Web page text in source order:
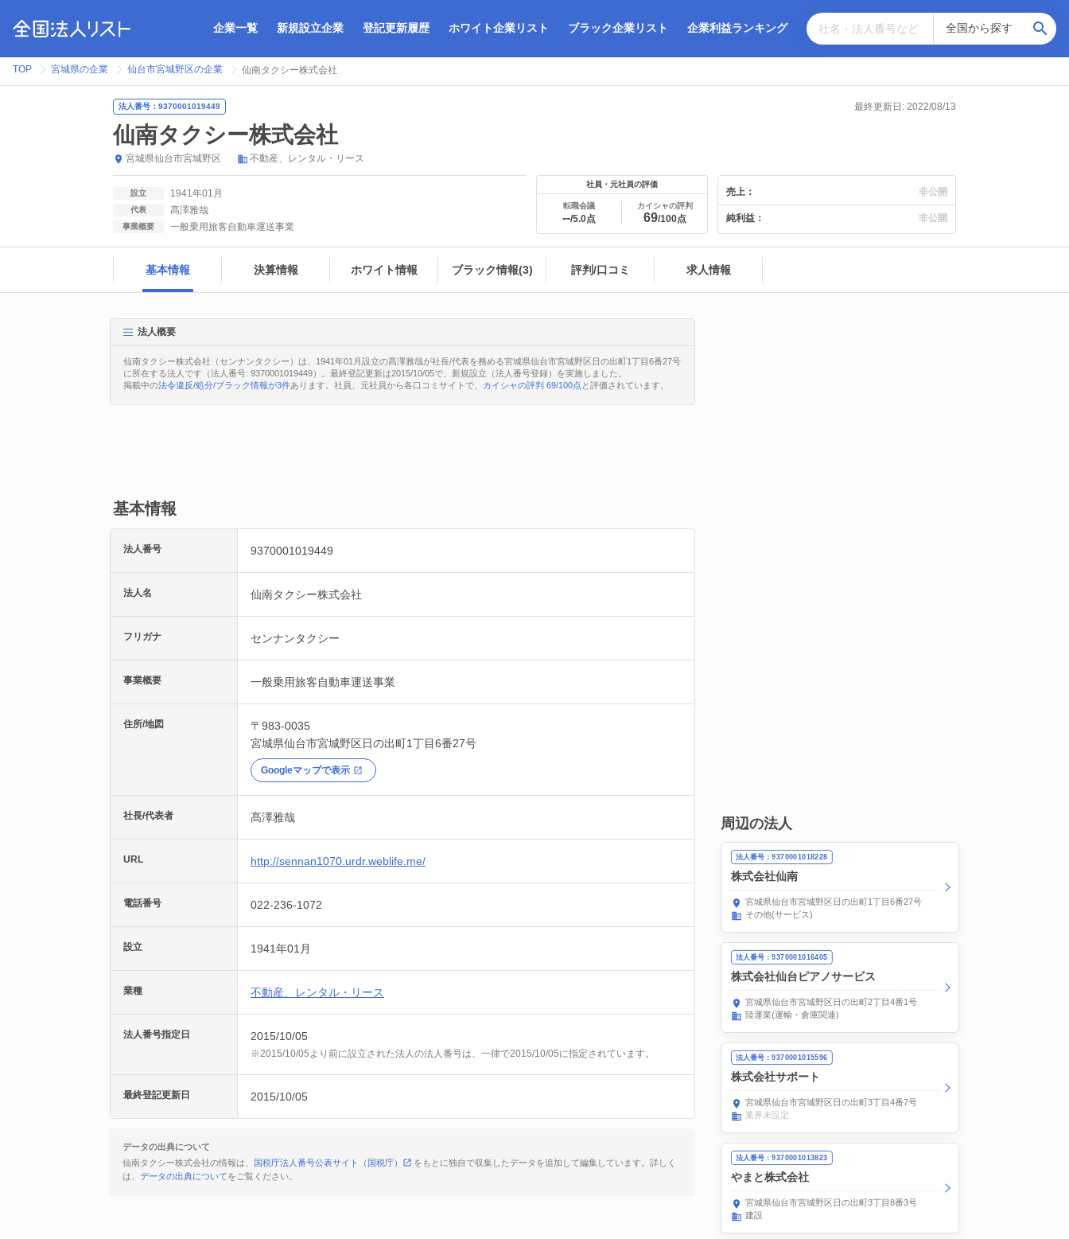
企業一覧 新規設立企業 登記更新履歴 ホワイト企業リスト ブラック企業リスト 企業利益ランキング
TOP 宮城県の企業 仙台市宮城野区の企業 仙南タクシー株式会社
法人番号：9370001019449 最終更新日: 2022/08/13
仙南タクシー株式会社
宮城県仙台市宮城野区 不動産、レンタル・リース
設立 1941年01月
代表 髙澤雅哉
事業概要 一般乗用旅客自動車運送事業
社員・元社員の評価
転職会議
--/5.0点
カイシャの評判
69/100点
売上： 非公開
純利益： 非公開
基本情報 決算情報 ホワイト情報 ブラック情報(3) 評判/口コミ 求人情報
法人概要
仙南タクシー株式会社（センナンタクシー）は、1941年01月設立の髙澤雅哉が社長/代表を務める宮城県仙台市宮城野区日の出町1丁目6番27号
に所在する法人です（法人番号: 9370001019449）。最終登記更新は2015/10/05で、新規設立（法人番号登録）を実施しました。
掲載中の法令違反/処分/ブラック情報が3件あります。社員、元社員から各口コミサイトで、 カイシャの評判 69/100点 と評価されています。
基本情報
法人番号 9370001019449
法人名 仙南タクシー株式会社
フリガナ センナンタクシー
事業概要 一般乗用旅客自動車運送事業
住所/地図
〒983-0035
宮城県仙台市宮城野区日の出町1丁目6番27号
Googleマップで表示
社長/代表者 髙澤雅哉
URL http://sennan1070.urdr.weblife.me/
電話番号 022-236-1072
設立 1941年01月
業種 不動産、レンタル・リース
法人番号指定日 2015/10/05
※2015/10/05より前に設立された法人の法人番号は、一律で2015/10/05に指定されています。
最終登記更新日 2015/10/05
データの出典について
仙南タクシー株式会社の情報は、
国税庁法人番号公表サイト（国税庁）
をもとに独自で収集したデータを追加して編集しています。詳しく
は、 データの出典についてをご覧ください。
周辺の法人
法人番号：9370001018228
株式会社仙南
宮城県仙台市宮城野区日の出町1丁目6番27号
その他(サービス)
法人番号：9370001016405
株式会社仙台ピアノサービス
宮城県仙台市宮城野区日の出町2丁目4番1号
陸運業(運輸・倉庫関連)
法人番号：9370001015596
株式会社サポート
宮城県仙台市宮城野区日の出町3丁目4番7号
業界未設定
法人番号：9370001013823
やまと株式会社
宮城県仙台市宮城野区日の出町3丁目8番3号
建設